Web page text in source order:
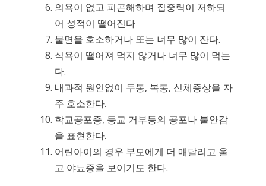
의욕이 없고 피곤해하며 집중력이 저하되
어 성적이 떨어진다
불면을 호소하거나 또는 너무 많이 잔다.
식욕이 떨어져 먹지 않거나 너무 많이 먹는
다.
내과적 원인없이 두통, 복통, 신체증상을 자
주 호소한다.
학교공포증, 등교 거부등의 공포나 불안감
을 표현한다.
어린아이의 경우 부모에게 더 매달리고 울
고 야뇨증을 보이기도 한다.